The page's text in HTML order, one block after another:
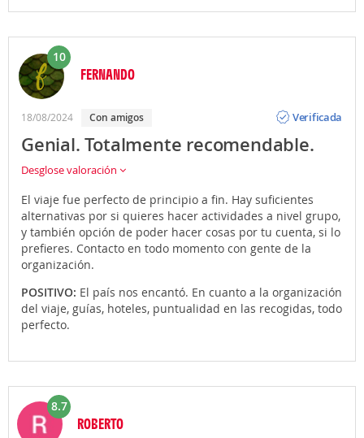
10
FERNANDO
18/08/2024 Con amigos
Verificada
Genial. Totalmente recomendable.
Desglose valoración
El viaje fue perfecto de principio a fin. Hay suficientes
alternativas por si quieres hacer actividades a nivel grupo,
y también opción de poder hacer cosas por tu cuenta, si lo
prefieres. Contacto en todo momento con gente de la
organización.
POSITIVO: El país nos encantó. En cuanto a la organización
del viaje, guías, hoteles, puntualidad en las recogidas, todo
perfecto.
8.7
ROBERTO